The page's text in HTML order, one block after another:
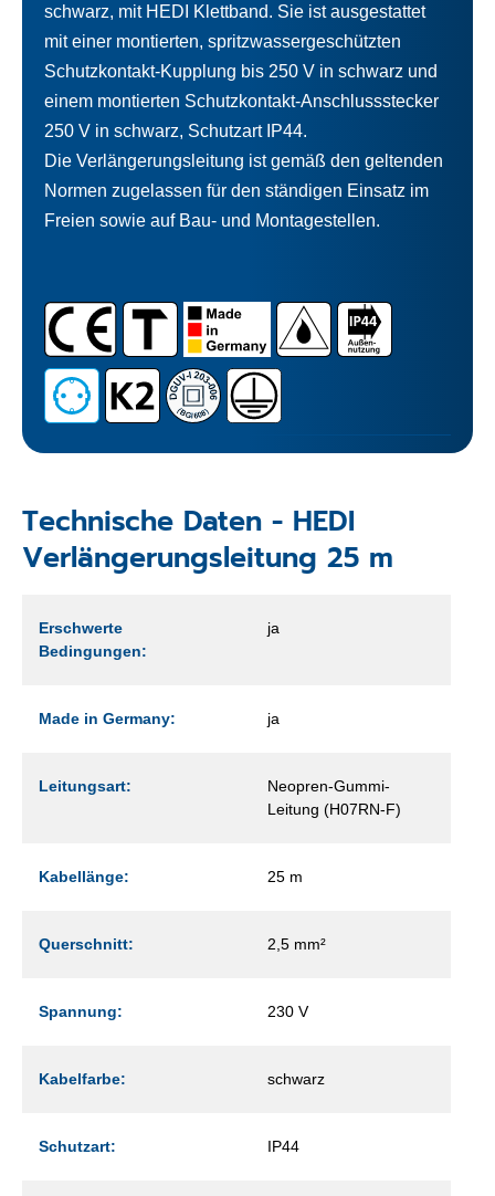
schwarz, mit HEDI Klettband. Sie ist ausgestattet
mit einer montierten, spritzwassergeschützten
Schutzkontakt-Kupplung bis 250 V in schwarz und
einem montierten Schutzkontakt-Anschlussstecker
250 V in schwarz, Schutzart IP44.
Die Verlängerungsleitung ist gemäß den geltenden
Normen zugelassen für den ständigen Einsatz im
Freien sowie auf Bau- und Montagestellen.
Technische Daten - HEDI
Verlängerungsleitung 25 m
Erschwerte
Bedingungen:
ja
Made in Germany: ja
Leitungsart:
Neopren-Gummi-
Leitung (H07RN-F)
Kabellänge: 25 m
Querschnitt: 2,5 mm²
Spannung: 230 V
Kabelfarbe: schwarz
Schutzart: IP44